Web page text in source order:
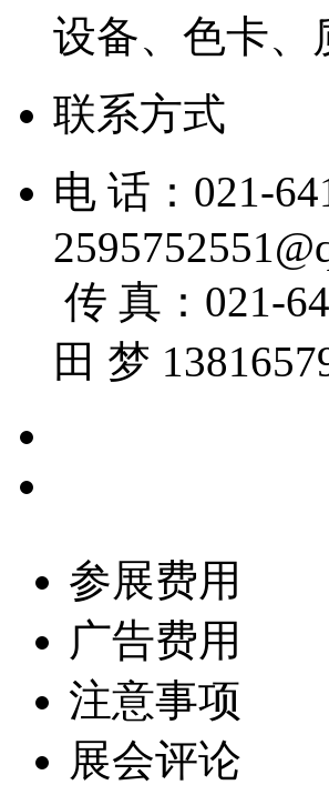
设备、色卡、
联系方式
电 话：
传 真：
田 梦
参展费用
广告费用
注意事项
展会评论